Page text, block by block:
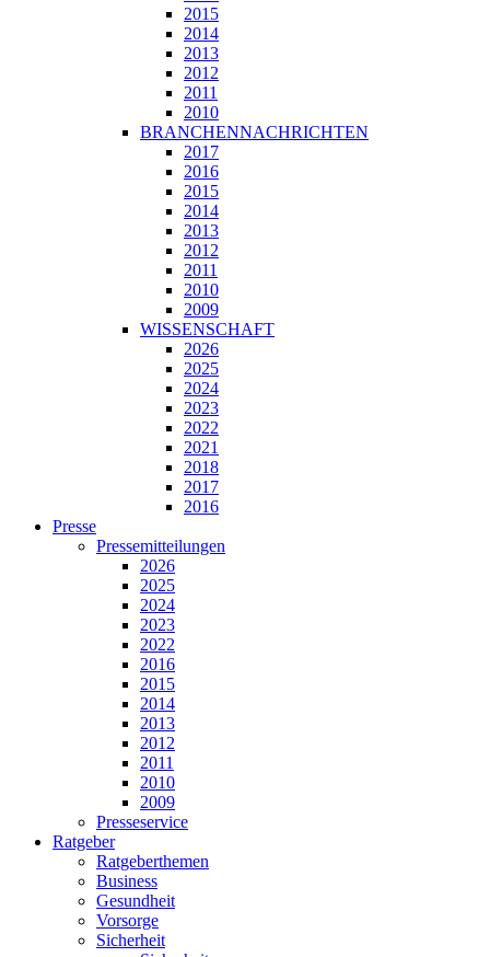
2015
2014
2013
2012
2011
2010
BRANCHENNACHRICHTEN
2017
2016
2015
2014
2013
2012
2011
2010
2009
WISSENSCHAFT
2026
2025
2024
2023
2022
2021
2018
2017
2016
Presse
Pressemitteilungen
2026
2025
2024
2023
2022
2016
2015
2014
2013
2012
2011
2010
2009
Presseservice
Ratgeber
Ratgeberthemen
Business
Gesundheit
Vorsorge
Sicherheit